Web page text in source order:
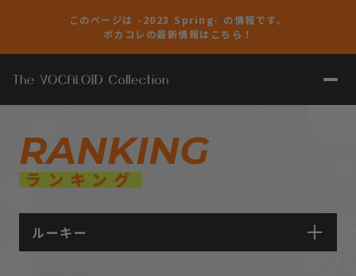
このページは -2023 Spring- の情報です。
ボカコレの最新情報はこちら！
ランキング
RANKING
ルーキー